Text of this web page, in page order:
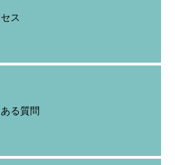
ス
る質問